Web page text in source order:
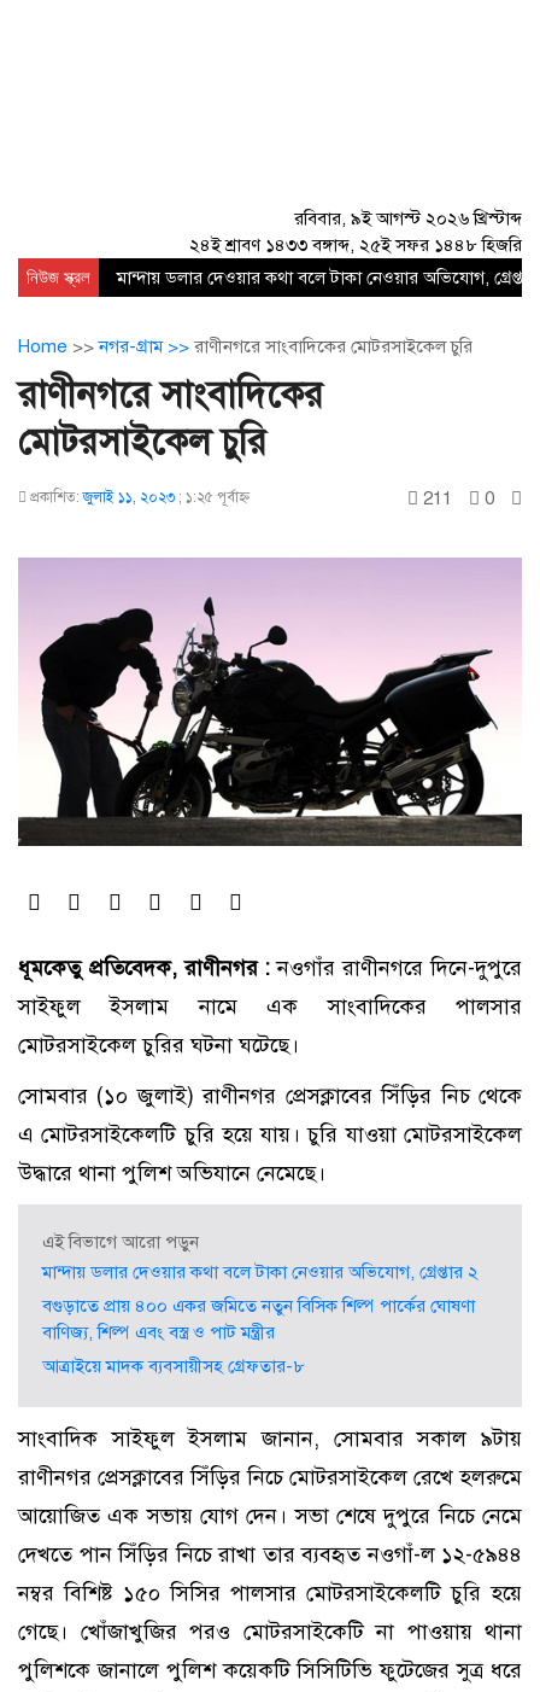
রবিবার, ৯ই আগস্ট ২০২৬ খ্রিস্টাব্দ
২৪ই শ্রাবণ ১৪৩৩ বঙ্গাব্দ, ২৫ই সফর ১৪৪৮ হিজরি
নিউজ স্ক্রল মান্দায় ডলার দেওয়ার কথা বলে টাকা নেওয়ার অভিযোগ,
Home >>নগর-গ্রাম >> রাণীনগরে সাংবাদিকের মোটরসাইকেল চুরি
রাণীনগরে সাংবাদিকের
মোটরসাইকেল চুরি
প্রকাশিত:জুলাই ১১, ২০২৩ ; ১:২৫ পূর্বাহ্ণ 211 0
ধূমকেতু প্রতিবেদক, রাণীনগর :নওগাঁর রাণীনগরে দিনে-দুপুরে
সাইফুল ইসলাম নামে এক সাংবাদিকের পালসার
মোটরসাইকেল চুরির ঘটনা ঘটেছে।
সোমবার (১০ জুলাই) রাণীনগর প্রেসক্লাবের সিঁড়ির নিচ থেকে
এ মোটরসাইকেলটি চুরি হয়ে যায়। চুরি যাওয়া মোটরসাইকেল
উদ্ধারে থানা পুলিশ অভিযানে নেমেছে।
এই বিভাগে আরো পড়ুন
মান্দায় ডলার দেওয়ার কথা বলে টাকা নেওয়ার অভিযোগ, গ্রেপ্তার ২
বগুড়াতে প্রায় ৪০০ একর জমিতে নতুন বিসিক শিল্প পার্কের ঘোষণা
বাণিজ্য, শিল্প এবং বস্ত্র ও পাট মন্ত্রীর
আত্রাইয়ে মাদক ব্যবসায়ীসহ গ্রেফতার-৮
সাংবাদিক সাইফুল ইসলাম জানান, সোমবার সকাল ৯টায়
রাণীনগর প্রেসক্লাবের সিঁড়ির নিচে মোটরসাইকেল রেখে হলরুমে
আয়োজিত এক সভায় যোগ দেন। সভা শেষে দুপুরে নিচে নেমে
দেখতে পান সিঁড়ির নিচে রাখা তার ব্যবহৃত নওগাঁ-ল ১২-৫৯৪৪
নম্বর বিশিষ্ট ১৫০ সিসির পালসার মোটরসাইকেলটি চুরি হয়ে
গেছে। খোঁজাখুজির পরও মোটরসাইকেটি না পাওয়ায় থানা
পুলিশকে জানালে পুলিশ কয়েকটি সিসিটিভি ফুটেজের সুত্র ধরে